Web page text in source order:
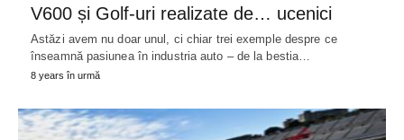
V600 și Golf-uri realizate de… ucenici
Astăzi avem nu doar unul, ci chiar trei exemple despre ce
înseamnă pasiunea în industria auto – de la bestia…
8 years în urmă